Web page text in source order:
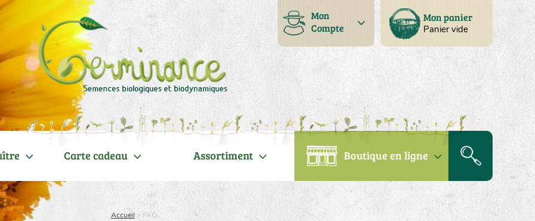
Mon panier
Panier vide
Mon
Compte
Carte cadeau Assortiment Boutique en ligne
Accueil > FAQ